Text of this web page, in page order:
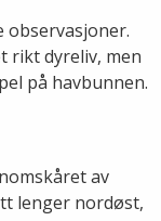
observasjoner.
rikt dyreliv, men
på havbunnen.
av
lenger nordøst,